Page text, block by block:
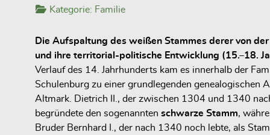
Kategorie: Familie
Die Aufspaltung des weißen Stammes derer von
und ihre territorial-politische Entwicklung (15.–18.
Verlauf des 14. Jahrhunderts kam es innerhalb der
Schulenburg zu einer grundlegenden genealogischen
Altmark. Dietrich II., der zwischen 1304 und 1340
begründete den sogenannten schwarze Stamm,
Bruder Bernhard I., der nach 1340 noch lebte, als